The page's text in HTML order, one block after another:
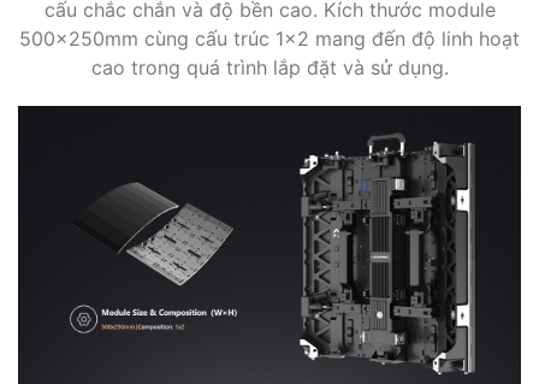
cấu chắc chắn và độ bền cao. Kích thước module
500x250mm cùng cấu trúc 1×2 mang đến độ linh hoạt
cao trong quá trình lắp đặt và sử dụng.